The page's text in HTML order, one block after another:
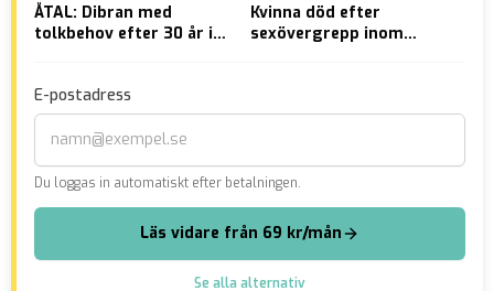
ÅTAL: Dibran med
tolkbehov efter 30 år i
socialsekreteraren
Kvinna död efter
sexövergrepp inom
E-postadress
Du loggas in automatiskt efter betalningen.
Läs vidare från 69 kr/mån
Se alla alternativ